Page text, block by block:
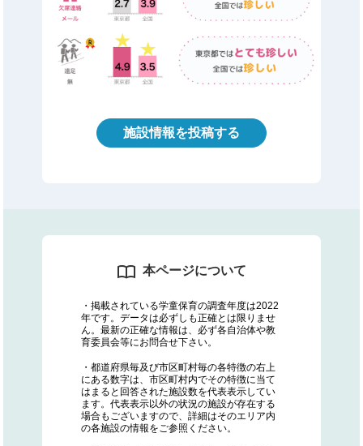
施設情報を投稿する
本ページについて
・掲載されている学童保育の調査年度は2022
年です。データは必ずしも正確とは限りませ
ん。最新の正確な情報は、必ず各自治体や教
育委員会等にお問合せ下さい。
・都道府県毎及び市区町村毎の各特徴の右上
にある数字は、市区町村内でその特徴に当て
はまると回答された施設数を代表表示してい
ます。代表表示以外の状況の施設が存在する
場合もございますので、詳細はそのエリア内
の各施設の情報をご参照ください。